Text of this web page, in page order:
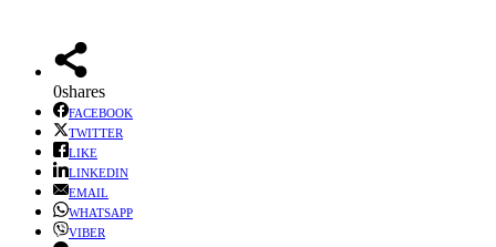
0shares
FACEBOOK
TWITTER
LIKE
LINKEDIN
EMAIL
WHATSAPP
VIBER